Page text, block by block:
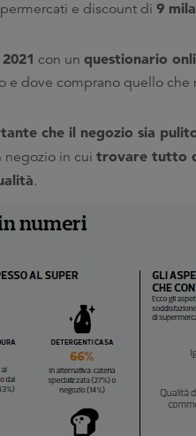
e discount di 9
con un questionario
e dove comprano quello
che il negozio sia
negozio in cui trovare tutto
.